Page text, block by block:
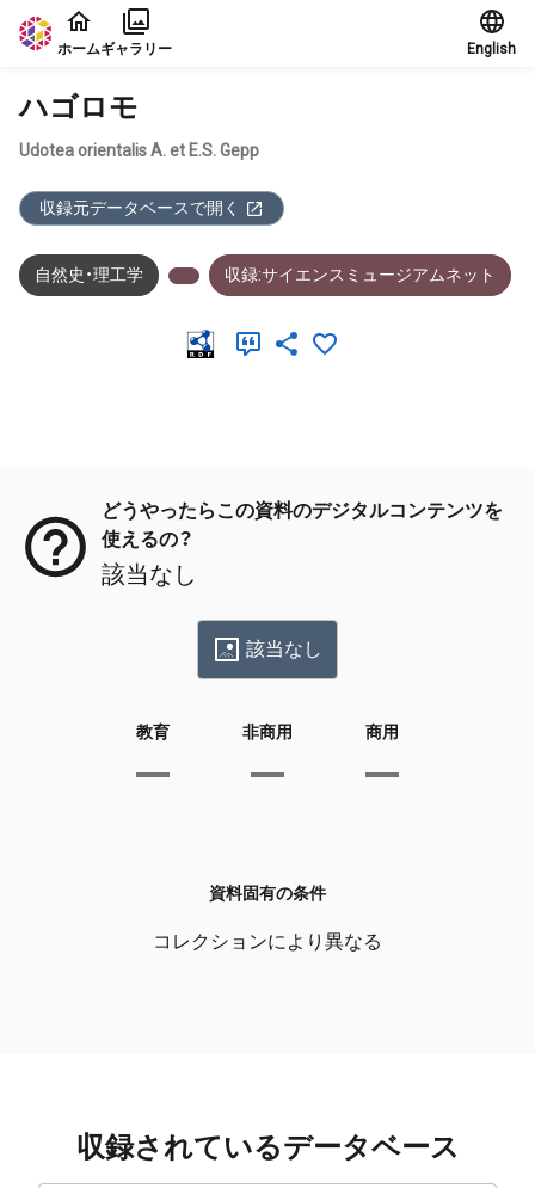
本文に飛ぶ
ホームギャラリー English
ハゴロモ
Udotea orientalis A. et E.S. Gepp
収録元データベースで開く
自然史・理工学 収録:サイエンスミュージアムネット
どうやったらこの資料のデジタルコンテンツを
使えるの？
該当なし
該当なし
教育 非商用 商用
資料固有の条件
コレクションにより異なる
収録されているデータベース